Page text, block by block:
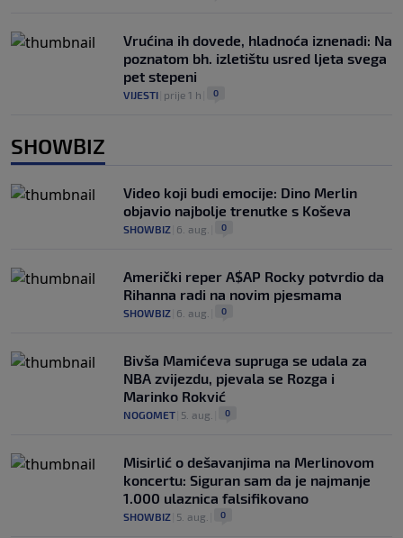
Vrućina ih dovede, hladnoća iznenadi: Na
poznatom bh. izletištu usred ljeta svega
pet stepeni
VIJESTI prije 1 h 0
SHOWBIZ
Video koji budi emocije: Dino Merlin
objavio najbolje trenutke s Koševa
SHOWBIZ 6. aug. 0
Američki reper A$AP Rocky potvrdio da
Rihanna radi na novim pjesmama
SHOWBIZ 6. aug. 0
Bivša Mamićeva supruga se udala za
NBA zvijezdu, pjevala se Rozga i
Marinko Rokvić
NOGOMET 5. aug. 0
Misirlić o dešavanjima na Merlinovom
koncertu: Siguran sam da je najmanje
1.000 ulaznica falsifikovano
SHOWBIZ 5. aug. 0